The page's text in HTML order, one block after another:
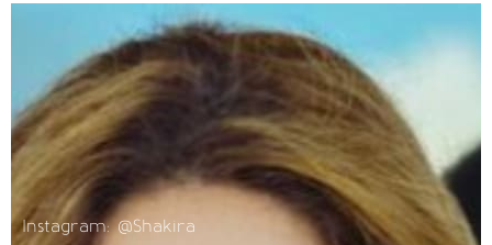
Instagram: @Shakira